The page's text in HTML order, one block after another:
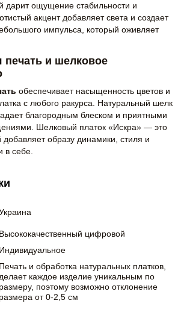
ощущение стабильности и
акцент добавляет света и создает
импульса, который оживляет
печать и шелковое
обеспечивает насыщенность цветов и
с любого ракурса. Натуральный шелк
благородным блеском и приятными
Шелковый платок «Искра» — это
добавляет образу динамики, стиля и
в себе.
Высококачественный цифровой
Индивидуальное
Печать и обработка натуральных платков,
делает каждое изделие уникальным по
размеру, поэтому возможно отклонение
размера от 0-2,5 см